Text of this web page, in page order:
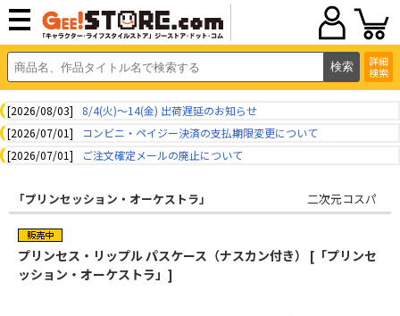
詳細
検索
[2026/08/03]
8/4(火)～14(金) 出荷遅延のお知らせ
[2026/07/01]
コンビニ・ペイジー決済の支払期限変更について
[2026/07/01]
ご注文確定メールの廃止について
「プリンセッション・オーケストラ」 二次元コスパ
プリンセス・リップル パスケース（ナスカン付き） [「プリンセ
ッション・オーケストラ」]